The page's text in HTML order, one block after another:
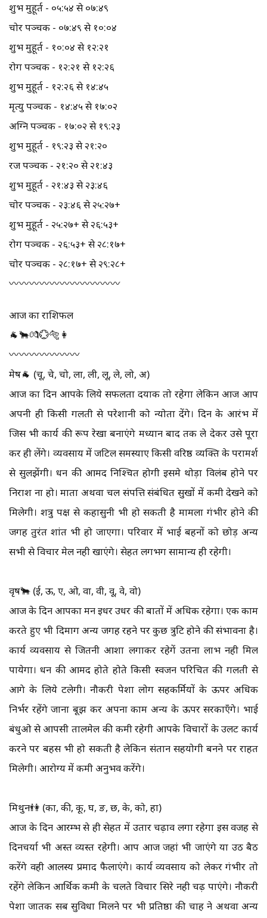
शुभ मुहूर्त - ०५:५४ से ०७:४९
चोर पञ्चक - ०७:४९ से १०:०४
शुभ मुहूर्त - १०:०४ से १२:२१
रोग पञ्चक - १२:२१ से १२:२६
शुभ मुहूर्त - १२:२६ से १४:४५
मृत्यु पञ्चक - १४:४५ से १७:०२
अग्नि पञ्चक - १७:०२ से १९:२३
शुभ मुहूर्त - १९:२३ से २१:२०
रज पञ्चक - २१:२० से २१:४३
शुभ मुहूर्त - २१:४३ से २३:४६
चोर पञ्चक - २३:४६ से २५:२७+
शुभ मुहूर्त - २५:२७+ से २६:५३+
रोग पञ्चक - २६:५३+ से २८:१७+
चोर पञ्चक - २८:१७+ से २९:२८+
〰️〰️〰️〰️〰️〰️〰️〰️〰️〰️〰️
आज का राशिफल
🐐🐂💏💮🐅👩
〰️〰️〰️〰️〰️〰️〰️
मेष🐐 (चू, चे, चो, ला, ली, लू, ले, लो, अ)
आज का दिन आपके लिये सफलता दयाक तो रहेगा लेकिन आज आप
अपनी ही किसी गलती से परेशानी को न्योता देंगे। दिन के आरंभ में
जिस भी कार्य की रूप रेखा बनाएंगे मध्यान बाद तक ले देकर उसे पूरा
कर ही लेंगे। व्यवसाय में जटिल समस्याए किसी वरिष्ठ व्यक्ति के परामर्श
से सुलझेंगी। धन की आमद निश्चित होगी इसमे थोड़ा विलंब होने पर
निराश ना हो। माता अथवा चल संपत्ति संबंधित सुखों में कमी देखने को
मिलेगी। शत्रु पक्ष से कहासुनी भी हो सकती है मामला गंभीर होने की
जगह तुरंत शांत भी हो जाएगा। परिवार में भाई बहनों को छोड़ अन्य
सभी से विचार मेल नही खाएंगे। सेहत लगभग सामान्य ही रहेगी।
वृष🐂 (ई, ऊ, ए, ओ, वा, वी, वू, वे, वो)
आज के दिन आपका मन इधर उधर की बातों में अधिक रहेगा। एक काम
करते हुए भी दिमाग अन्य जगह रहने पर कुछ त्रुटि होने की संभावना है।
कार्य व्यवसाय से जितनी आशा लगाकर रहेगें उतना लाभ नही मिल
पायेगा। धन की आमद होते होते किसी स्वजन परिचित की गलती से
आगे के लिये टलेगी। नौकरी पेशा लोग सहकर्मियों के ऊपर अधिक
निर्भर रहेंगे जाना बूझ कर अपना काम अन्य के ऊपर सरकाएँगे। भाई
बंधुओ से आपसी तालमेल की कमी रहेगी आपके विचारों के उलट कार्य
करने पर बहस भी हो सकती है लेकिन संतान सहयोगी बनने पर राहत
मिलेगी। आरोग्य में कमी अनुभव करेंगे।
मिथुन👫 (का, की, कू, घ, ङ, छ, के, को, हा)
आज के दिन आरम्भ से ही सेहत में उतार चढ़ाव लगा रहेगा इस वजह से
दिनचर्या भी अस्त व्यस्त रहेगी। आप आज जहां भी जाएंगे या उठ बैठ
करेंगे वही आलस्य प्रमाद फैलाएंगे। कार्य व्यवसाय को लेकर गंभीर तो
रहेंगे लेकिन आर्थिक कमी के चलते विचार सिरे नही चढ़ पाएंगे। नौकरी
पेशा जातक सब सुविधा मिलने पर भी प्रतिष्ठा की चाह ने अथवा अन्य